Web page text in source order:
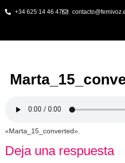
+34 625 14 46 47
«Marta_15_converted».
Deja una respuesta